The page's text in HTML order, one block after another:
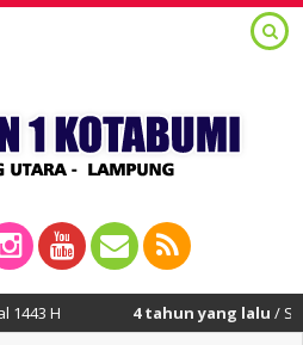
4 tahun yang lalu/ Selamat